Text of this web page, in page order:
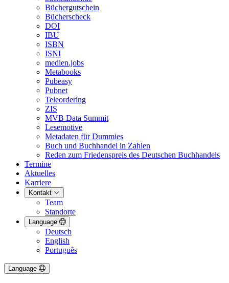
Büchergutschein
Bücherscheck
DOI
IBU
ISBN
ISNI
medien.jobs
Metabooks
Pubeasy
Pubnet
Teleordering
ZIS
MVB Data Summit
Lesemotive
Metadaten für Dummies
Buch und Buchhandel in Zahlen
Reden zum Friedenspreis des Deutschen Buchhandels
Termine
Aktuelles
Karriere
Kontakt
Team
Standorte
Language
Deutsch
English
Português
Language